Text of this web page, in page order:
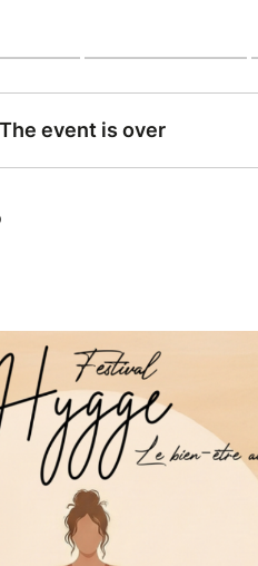
la libération émotionnelle,
Chacun peut avoir
et en favorisant la
rendez-vous
!
à La Toussuire pour un